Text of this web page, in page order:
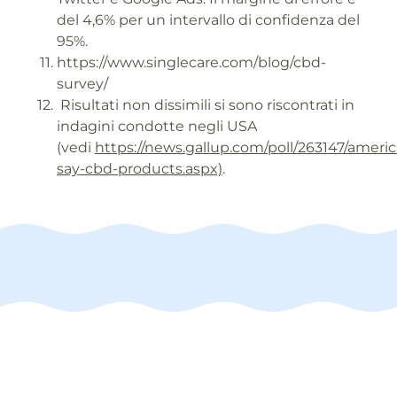
del 4,6% per un intervallo di confidenza del
95%.
https://www.singlecare.com/blog/cbd-
survey/
Risultati non dissimili si sono riscontrati in
indagini condotte negli USA
(vedi https://news.gallup.com/poll/263147/
say-cbd-products.aspx).